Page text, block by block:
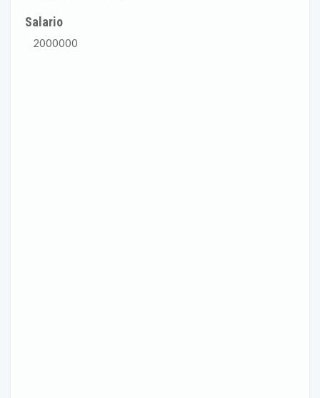
Salario
2000000